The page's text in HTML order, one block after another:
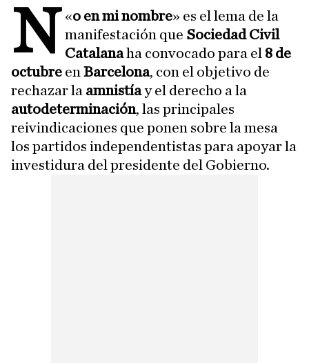
«
N o en mi nombre» es el lema de la
manifestación que Sociedad Civil
Catalanaha convocado para el 8 de
octubre en Barcelona, con el objetivo de
rechazar la amnistíay el derecho a la
autodeterminación, las principales
reivindicaciones que ponen sobre la mesa
los partidos independentistas para apoyar la
investidura del presidente del Gobierno.